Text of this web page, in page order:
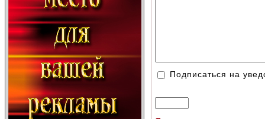
Подписаться на